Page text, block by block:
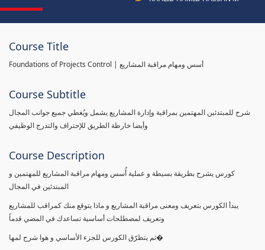
Course Title
Foundations of Projects Control | أسس ومهام مراقبة المشاريع
Course Subtitle
شرح للمبتدئين المهتمين بمراقبة وإدارة المشاريع يشمل ويُغطي جميع جوانب المجال
وأيضا خارطة الطريق للإحتراف والتدرج الوظيفي
Course Description
كورس يشرح بطريقة بسيطة و عملية أُسس ومهام مراقبة المشاريع للمهتمين و
المبتدئين في المجال
يبدأ الكورس بتعريف ومعنى مراقبة المشاريع و ماذا يتوقع منك كمراقب للمشاريع
وتعريف لمصطلحات أساسية تساعدك في المضي قدماً
ثم يتطرّق الكورس للجزء الأساسي و هوا شرح لمها�